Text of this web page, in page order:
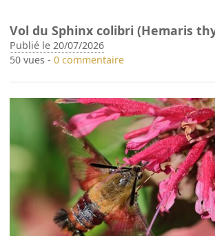
Vol du Sphinx colibri (Hemaris
Publié le 20/07/2026
50 vues -0 commentaire